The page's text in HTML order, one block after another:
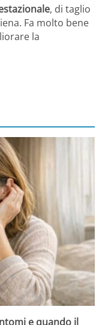
, di taglio
Fa molto bene
la
e quando il